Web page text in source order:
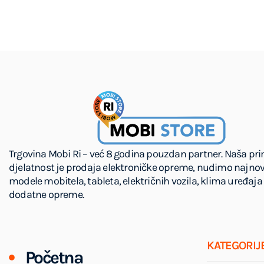
Trgovina Mobi Ri – već 8 godina pouzdan partner. Naša
djelatnost je prodaja elektroničke opreme, nudimo
modele mobitela, tableta, električnih vozila, klima uređaja
dodatne opreme.
Početna